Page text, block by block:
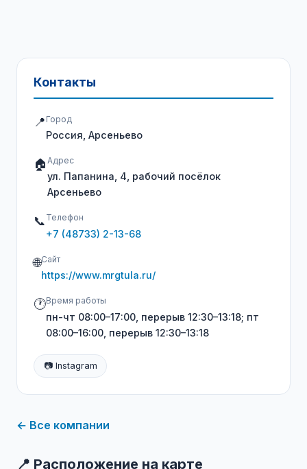
Контакты
📍 Город
Россия, Арсеньево
🏠 Адрес
ул. Папанина, 4, рабочий посёлок
Арсеньево
📞 Телефон
+7 (48733) 2-13-68
🌐Сайт
https://www.mrgtula.ru/
🕐Время работы
пн-чт 08:00–17:00, перерыв 12:30–13:18; пт
08:00–16:00, перерыв 12:30–13:18
📷 Instagram
← Все компании
📍 Расположение на карте